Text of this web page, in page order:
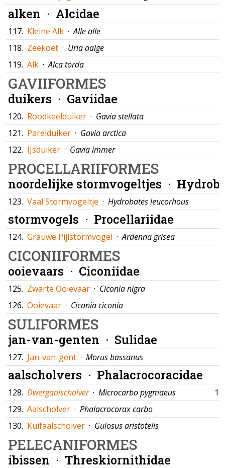
alken · Alcidae
117. Kleine Alk ·Alle alle
118. Zeekoet · Uria aalge
119. Alk ·Alca torda
GAVIIFORMES
duikers · Gaviidae
120. Roodkeelduiker · Gavia stellata
121. Parelduiker · Gavia arctica
122. IJsduiker · Gavia immer
PROCELLARIIFORMES
noordelijke stormvogeltjes ·
123. Vaal Stormvogeltje · Hydrobates leucorhous
stormvogels · Procellariidae
124. Grauwe Pijlstormvogel ·Ardenna grisea
CICONIIFORMES
ooievaars · Ciconiidae
125. Zwarte Ooievaar · Ciconia nigra
126. Ooievaar · Ciconia ciconia
SULIFORMES
jan-van-genten · Sulidae
127. Jan-van-gent · Morus bassanus
aalscholvers · Phalacrocoracidae
128. Dwergaalscholver · Microcarbo pygmaeus
129. Aalscholver · Phalacrocorax carbo
130. Kuifaalscholver · Gulosus aristotelis
PELECANIFORMES
ibissen · Threskiornithidae